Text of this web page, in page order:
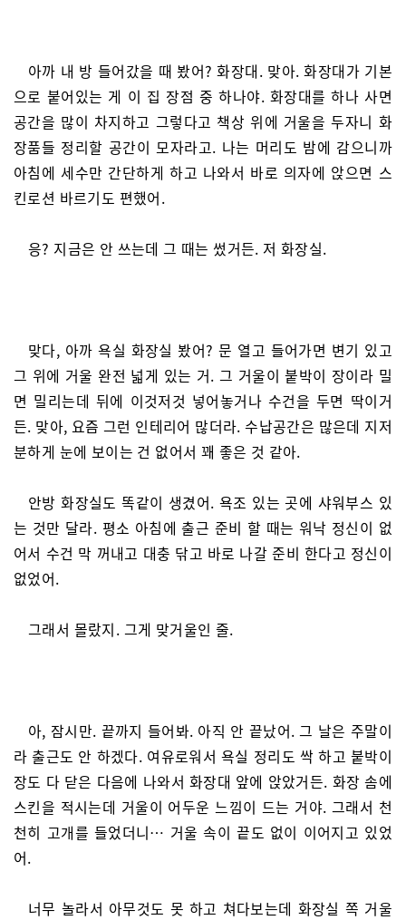
아까 내 방 들어갔을 때 봤어? 화장대. 맞아. 화장대가 기본
으로 붙어있는 게 이 집 장점 중 하나야. 화장대를 하나 사면
공간을 많이 차지하고 그렇다고 책상 위에 거울을 두자니 화
장품들 정리할 공간이 모자라고. 나는 머리도 밤에 감으니까
아침에 세수만 간단하게 하고 나와서 바로 의자에 앉으면 스
킨로션 바르기도 편했어.
응? 지금은 안 쓰는데 그 때는 썼거든. 저 화장실.
맞다, 아까 욕실 화장실 봤어? 문 열고 들어가면 변기 있고
그 위에 거울 완전 넓게 있는 거. 그 거울이 붙박이 장이라 밀
면 밀리는데 뒤에 이것저것 넣어놓거나 수건을 두면 딱이거
든. 맞아, 요즘 그런 인테리어 많더라. 수납공간은 많은데 지저
분하게 눈에 보이는 건 없어서 꽤 좋은 것 같아.
안방 화장실도 똑같이 생겼어. 욕조 있는 곳에 샤워부스 있
는 것만 달라. 평소 아침에 출근 준비 할 때는 워낙 정신이 없
어서 수건 막 꺼내고 대충 닦고 바로 나갈 준비 한다고 정신이
없었어.
그래서 몰랐지. 그게 맞거울인 줄.
아, 잠시만. 끝까지 들어봐. 아직 안 끝났어. 그 날은 주말이
라 출근도 안 하겠다. 여유로워서 욕실 정리도 싹 하고 붙박이
장도 다 닫은 다음에 나와서 화장대 앞에 앉았거든. 화장 솜에
스킨을 적시는데 거울이 어두운 느낌이 드는 거야. 그래서 천
천히 고개를 들었더니… 거울 속이 끝도 없이 이어지고 있었
어.
너무 놀라서 아무것도 못 하고 쳐다보는데 화장실 쪽 거울